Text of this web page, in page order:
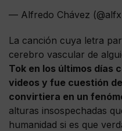
— Alfredo Chávez
La canción cuya letra
cerebro vascular de
Tok en los últimos días
videos y fue cuestión
convirtiera en un
alturas insospechadas
humanidad si es que